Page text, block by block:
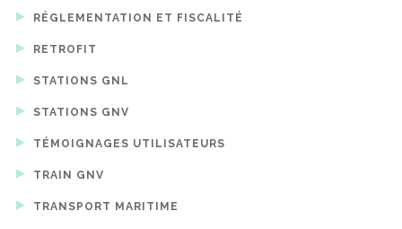
RÉGLEMENTATION ET FISCALITÉ
RETROFIT
STATIONS GNL
STATIONS GNV
TÉMOIGNAGES UTILISATEURS
TRAIN GNV
TRANSPORT MARITIME